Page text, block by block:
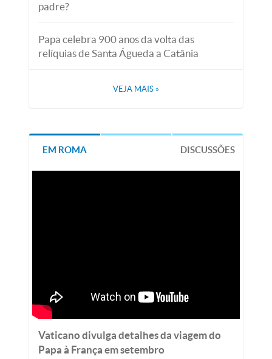
padre?
Papa celebra 900 anos da volta das
relíquias de Santa Águeda a Catânia
VEJA MAIS »
EM ROMA DISCUSSÕES
Vaticano divulga detalhes da viagem do
Papa à França em setembro